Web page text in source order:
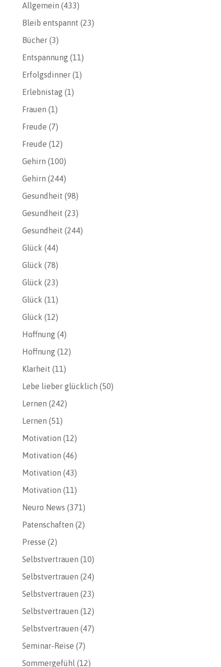
Allgemein (433)
Bleib entspannt (23)
Bücher(3)
Entspannung(11)
Erfolgsdinner(1)
Erlebnistag(1)
Frauen (1)
Freude (7)
Freude (12)
Gehirn (100)
Gehirn (244)
Gesundheit (98)
Gesundheit (23)
Gesundheit (244)
Glück (44)
Glück (78)
Glück (23)
Glück (11)
Glück (12)
Hoffnung(4)
Hoffnung(12)
Klarheit (11)
Lebe lieber glücklich (50)
Lernen (242)
Lernen (51)
Motivation (12)
Motivation (46)
Motivation (43)
Motivation (11)
Neuro News (371)
Patenschaften (2)
Presse (2)
Selbstvertrauen (10)
Selbstvertrauen (24)
Selbstvertrauen (23)
Selbstvertrauen (12)
Selbstvertrauen (47)
Seminar-Reise (7)
Sommergefühl (12)